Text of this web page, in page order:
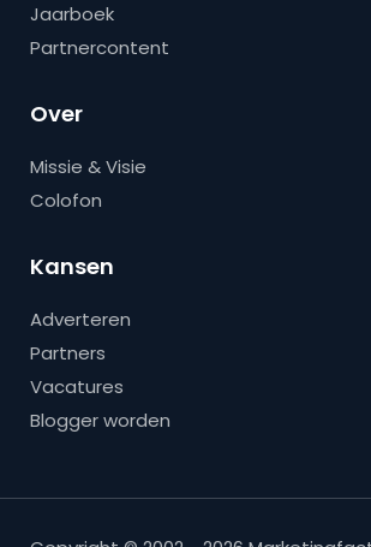
Jaarboek
Partnercontent
Over
Missie & Visie
Colofon
Kansen
Adverteren
Partners
Vacatures
Blogger worden